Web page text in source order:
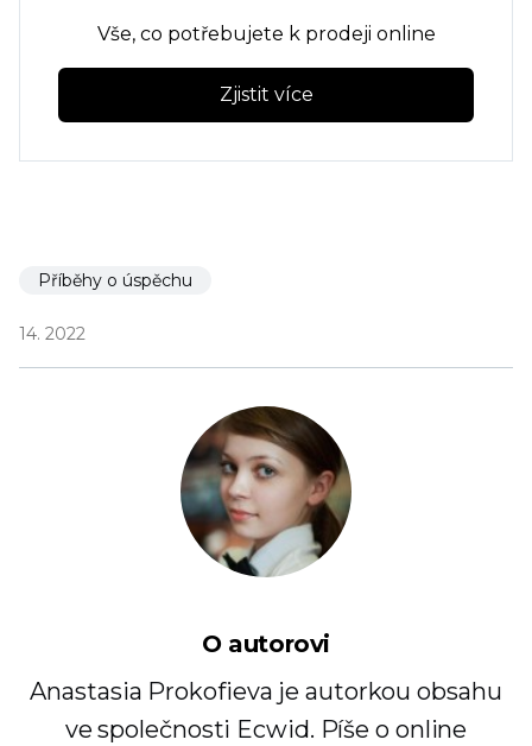
Vše, co potřebujete k prodeji online
Zjistit více
Příběhy o úspěchu
14. 2022
O autorovi
Anastasia Prokofieva je autorkou obsahu
ve společnosti Ecwid. Píše o online